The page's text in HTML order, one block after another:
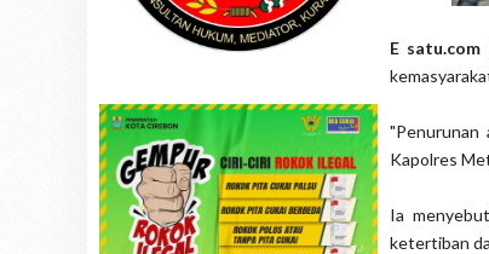
E
"Penurunan
Kapolres
Ia
ketertiban